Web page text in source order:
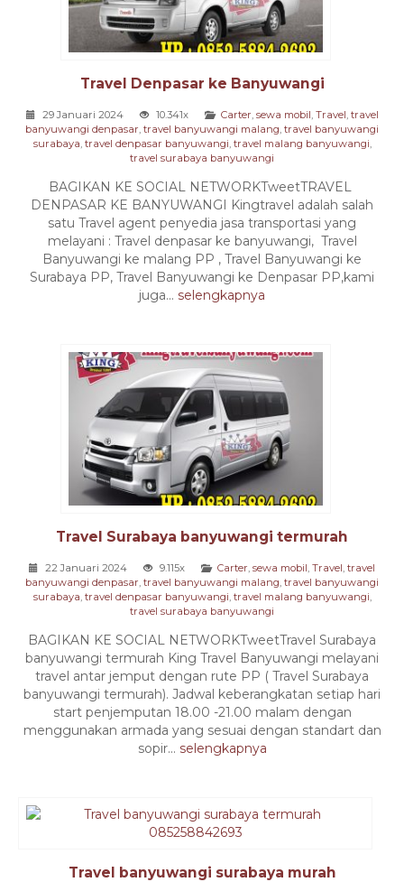
Travel Denpasar ke Banyuwangi
29 Januari 2024 10.341x Carter, sewa mobil, Travel, travel
banyuwangi denpasar, travel banyuwangi malang, travel banyuwangi
surabaya, travel denpasar banyuwangi, travel malang banyuwangi,
travel surabaya banyuwangi
BAGIKAN KE SOCIAL NETWORKTweetTRAVEL
DENPASAR KE BANYUWANGI Kingtravel adalah salah
satu Travel agent penyedia jasa transportasi yang
melayani : Travel denpasar ke banyuwangi, Travel
Banyuwangi ke malang PP , Travel Banyuwangi ke
Surabaya PP, Travel Banyuwangi ke Denpasar PP,kami
juga... selengkapnya
Travel Surabaya banyuwangi termurah
22 Januari 2024 9.115x Carter sewa mobil Travel travel
banyuwangi denpasar travel banyuwangi malang travel banyuwangi
surabaya travel denpasar banyuwangi travel malang banyuwangi
travel surabaya banyuwangi
BAGIKAN KE SOCIAL NETWORKTweetTravel Surabaya
banyuwangi termurah King Travel Banyuwangi melayani
travel antar jemput dengan rute PP ( Travel Surabaya
banyuwangi termurah). Jadwal keberangkatan setiap hari
start penjemputan 18.00 -21.00 malam dengan
menggunakan armada yang sesuai dengan standart dan
sopir... selengkapnya
Travel banyuwangi surabaya murah